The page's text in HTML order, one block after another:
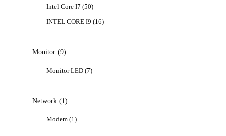
Intel Core I7 5050
INTEL CORE I9
1616
Monitor 99
Monitor LED 77
Network 11
Modem 1 1